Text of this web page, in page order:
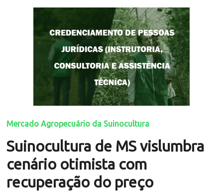
Mercado Agropecuário da Suinocultura
Suinocultura de MS vislumbra
cenário otimista com
recuperação do preço